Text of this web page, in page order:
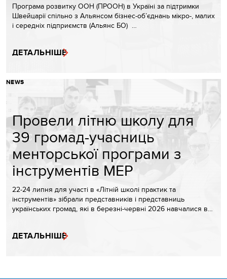
Програма розвитку ООН (ПРООН) в Україні за підтримки
Швейцарії спільно з Альянсом бізнес-об’єднань мікро-, малих
і середніх підприємств (Альянс БО) …
ДЕТАЛЬНІШЕ
NEWS
Провели літню школу для
39 громад-учасниць
менторської програми з
інструментів МЕР
22-24 липня для участі в «Літній школі практик та
інструментів» зібрали представників і представниць
українських громад, які в березні-червні 2026 навчалися в…
ДЕТАЛЬНІШЕ